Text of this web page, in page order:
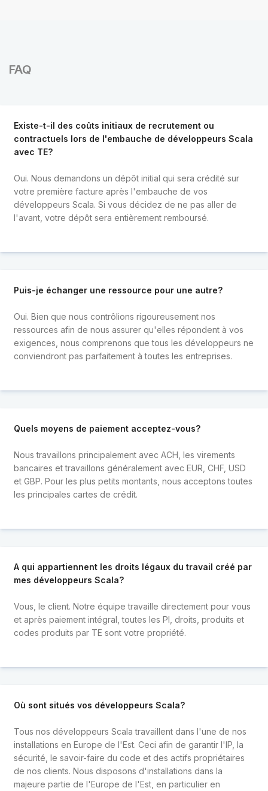
FAQ
Existe-t-il des coûts initiaux de recrutement ou
contractuels lors de l'embauche de développeurs Scala
avec TE?
Oui. Nous demandons un dépôt initial qui sera crédité sur
votre première facture après l'embauche de vos
développeurs Scala. Si vous décidez de ne pas aller de
l'avant, votre dépôt sera entièrement remboursé.
Puis-je échanger une ressource pour une autre?
Oui. Bien que nous contrôlions rigoureusement nos
ressources afin de nous assurer qu'elles répondent à vos
exigences, nous comprenons que tous les développeurs ne
conviendront pas parfaitement à toutes les entreprises.
Quels moyens de paiement acceptez-vous?
Nous travaillons principalement avec ACH, les virements
bancaires et travaillons généralement avec EUR, CHF, USD
et GBP. Pour les plus petits montants, nous acceptons toutes
les principales cartes de crédit.
A qui appartiennent les droits légaux du travail créé par
mes développeurs Scala?
Vous, le client. Notre équipe travaille directement pour vous
et après paiement intégral, toutes les PI, droits, produits et
codes produits par TE sont votre propriété.
Où sont situés vos développeurs Scala?
Tous nos développeurs Scala travaillent dans l'une de nos
installations en Europe de l'Est. Ceci afin de garantir l'IP, la
sécurité, le savoir-faire du code et des actifs propriétaires
de nos clients. Nous disposons d'installations dans la
majeure partie de l'Europe de l'Est, en particulier en